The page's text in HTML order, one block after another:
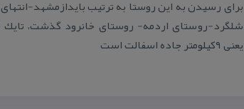
برای رسیدن به این روستا به ترتیب بایدازمشهد-
شلگرد-روستای اردمه- روستای خانرود گذشت، تایك
یعنی ۹كیلومتر جاده اسفالت است